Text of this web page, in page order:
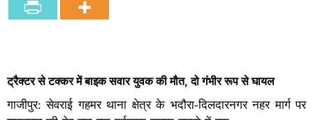
ट्रैक्टर से टक्कर में बाइक सवार युवक की मौत, दो गंभीर रूप से घायल
गाजीपुर: सेवराई गहमर थाना क्षेत्र के भदौरा-दिलदारनगर नहर मार्ग पर